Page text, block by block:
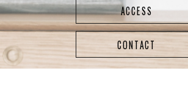
ACCESS
CONTACT